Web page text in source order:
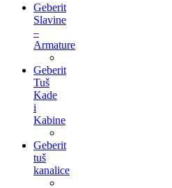
Geberit
Slavine
–
Armature
Geberit
Tuš
Kade
i
Kabine
Geberit
tuš
kanalice